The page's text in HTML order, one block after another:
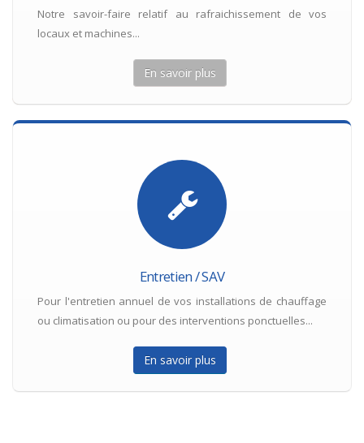
Notre savoir-faire relatif au rafraichissement de vos
locaux et machines...
En savoir plus
Entretien / SAV
Pour l'entretien annuel de vos installations de chauffage
ou climatisation ou pour des interventions ponctuelles...
En savoir plus